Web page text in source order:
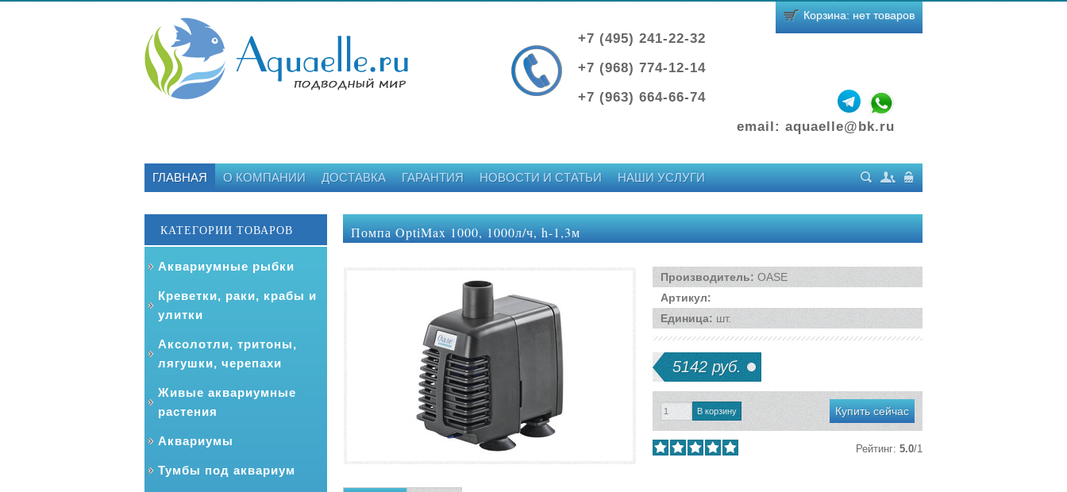
+7 (495) 241-22-32
+7 (968) 774-12-14
+7 (963) 664-66-74
email: aquaelle@bk.ru
Корзина: нет товаров
ГЛАВНАЯ О КОМПАНИИ ДОСТАВКА ГАРАНТИЯ НОВОСТИ И СТАТЬИ НАШИ УСЛУГИ Поиск Регистрация
КАТЕГОРИИ ТОВАРОВ
Аквариумные рыбки
Креветки, раки, крабы и
улитки
Аксолотли, тритоны,
лягушки, черепахи
Живые аквариумные
растения
Аквариумы
Тумбы под аквариум
Помпа OptiMax 1000, 1000л/ч, h-1,3м
Производитель: OASE
Артикул:
Единица: шт.
5142 руб.
Купить сейчас
Рейтинг: 5.0/1